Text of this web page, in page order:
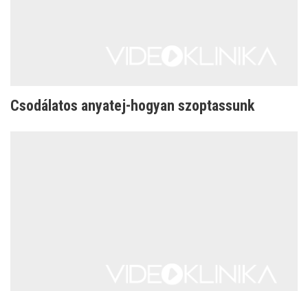
Csodálatos anyatej-hogyan szoptassunk